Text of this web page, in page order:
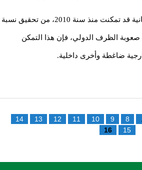
فإذا كانت الحكومة الموريتانية قد تمكنت منذ سنة 2010، من تحقيق نسبة
الظرف الدولي، فإن هذا التمكن
ضاغطة وأخرى داخلية.
8
9
10
11
12
13
14
15
16